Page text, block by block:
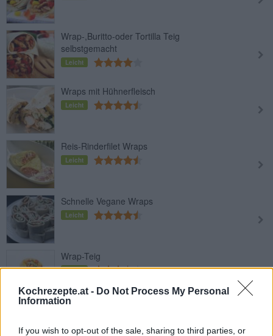
Kochrezepte.at - Do Not Process My Personal
Information
If you wish to opt-out of the sale, sharing to third parties, or
Wrap-,Buritto-oder Tortilla Teig
selbstgemacht
Leicht
Wraps mit Hühnerfleisch
Leicht
Reis-Rinderfilet Wraps
Leicht
Schnelle Vegane Wraps
Leicht
Wrap-Teig
Leicht